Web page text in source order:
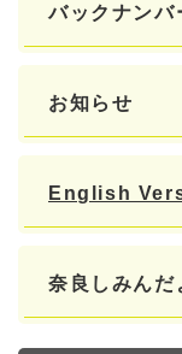
バックナンバ
お知らせ
English
奈良しみんだ